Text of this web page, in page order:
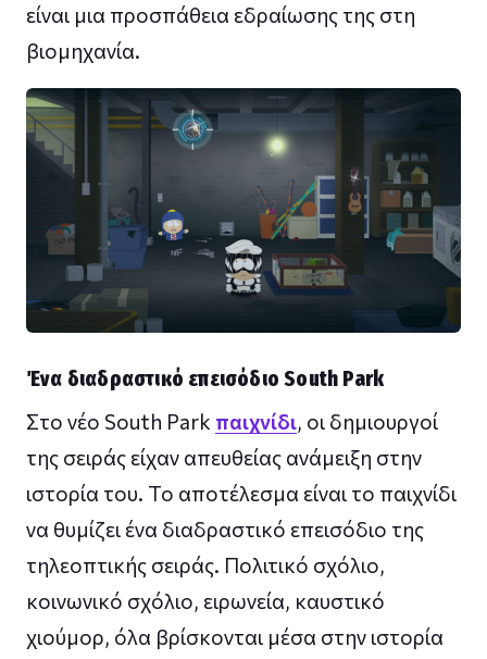
είναι μια προσπάθεια εδραίωσης της στη
βιομηχανία.
Ένα διαδραστικό επεισόδιο South Park
Στο νέο South Park παιχνίδι, οι δημιουργοί
της σειράς είχαν απευθείας ανάμειξη στην
ιστορία του. Το αποτέλεσμα είναι το παιχνίδι
να θυμίζει ένα διαδραστικό επεισόδιο της
τηλεοπτικής σειράς. Πολιτικό σχόλιο,
κοινωνικό σχόλιο, ειρωνεία, καυστικό
χιούμορ, όλα βρίσκονται μέσα στην ιστορία